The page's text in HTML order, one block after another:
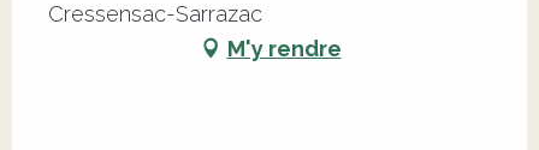
Cressensac-Sarrazac
M'y rendre